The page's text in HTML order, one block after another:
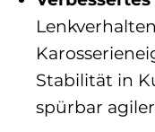
Stabilität in
spürbar